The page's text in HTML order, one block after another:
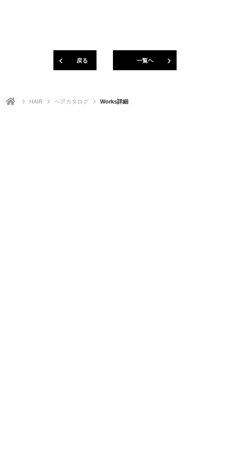
戻る 一覧ヘ
HAIR ヘアカタログ Works詳細